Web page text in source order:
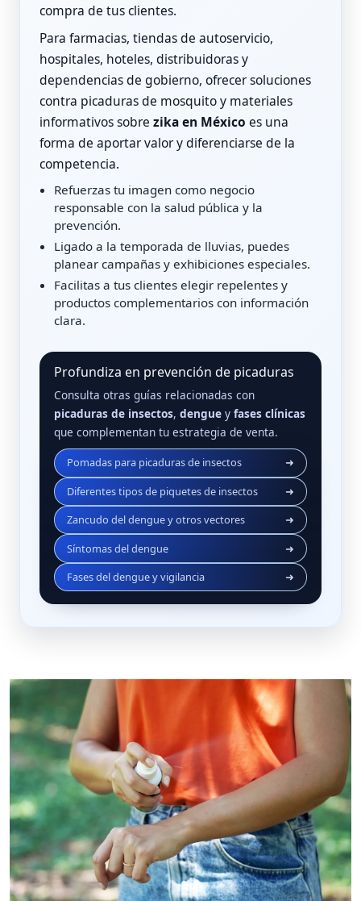
compra de tus clientes.
Para farmacias, tiendas de autoservicio,
hospitales, hoteles, distribuidoras y
dependencias de gobierno, ofrecer soluciones
contra picaduras de mosquito y materiales
informativos sobre zika en México es una
forma de aportar valor y diferenciarse de la
competencia.
Refuerzas tu imagen como negocio
responsable con la salud pública y la
prevención.
Ligado a la temporada de lluvias, puedes
planear campañas y exhibiciones especiales.
Facilitas a tus clientes elegir repelentes y
productos complementarios con información
clara.
Profundiza en prevención de picaduras
Consulta otras guías relacionadas con
picaduras de insectos, denguey fases clínicas
que complementan tu estrategia de venta.
Pomadas para picaduras de insectos
➜
Diferentes tipos de piquetes de insectos
➜
Zancudo del dengue y otros vectores
➜
Síntomas del dengue
➜
Fases del dengue y vigilancia
➜